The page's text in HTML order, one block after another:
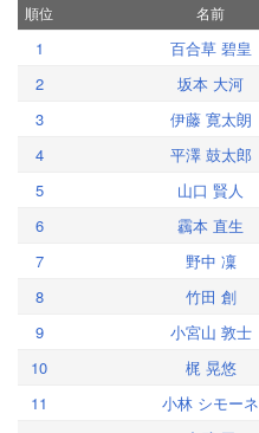
順位 名前
1 百合草 碧皇
2
坂本 大河
3
伊藤 寛太朗
4
平澤 鼓太郎
5
山口 賢人
6
靏本 直生
7
野中 凜
8
竹田 創
9
小宮山 敦士
10
梶 晃悠
11
小林 シモーネ